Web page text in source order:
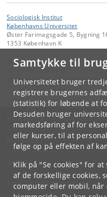
Samtykke til
Universitetet bruger
registrere brugernes
(statistik) for løbende at
Desuden bruger
markedsføring af for
eller kurser, til at
følge op på effekten af
Klik på "Se cookies" for
af de forskellige cookies,
computer eller mobil,
Sociologisk Institut
Københavns Universitet
Øster Farimagsgade 5, Bygning
1353 København K
Kontakt:
KU Studievejledning
studievejledning-samf@adm.ku.
KØBENHAVNS
KONTAKT
SERVICES
FOR STUDERENDE OG